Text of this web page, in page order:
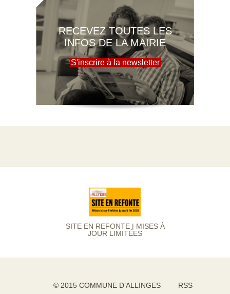
RECEVEZ TOUTES LES
INFOS DE LA MAIRIE
S'inscrire à la newsletter
SITE EN REFONTE | MISES À
JOUR LIMITÉES
© 2015 COMMUNE D’ALLINGES RSS